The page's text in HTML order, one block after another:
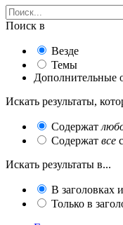
Поиск в
Везде
Темы
Дополнительные
Искать результаты,
Содержат
Содержат все
Искать результаты в...
В заголовках
Только в